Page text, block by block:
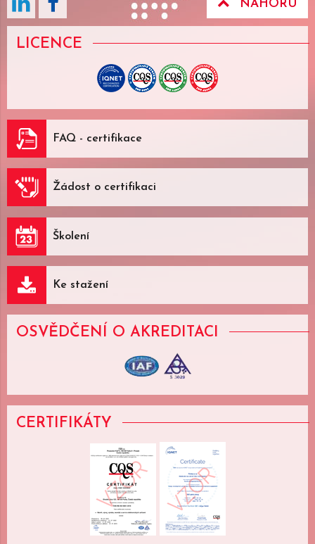
NAHORU
LICENCE
FAQ - certifikace
Žádost o certifikaci
Školení
Ke stažení
OSVĚDČENÍ O AKREDITACI
CERTIFIKÁTY